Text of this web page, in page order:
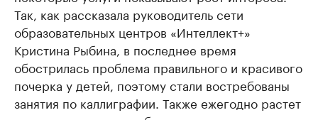
Так, как рассказала руководитель сети
образовательных центров «Интеллект+»
Кристина Рыбина, в последнее время
обострилась проблема правильного и красивого
почерка у детей, поэтому стали востребованы
занятия по каллиграфии. Также ежегодно растет